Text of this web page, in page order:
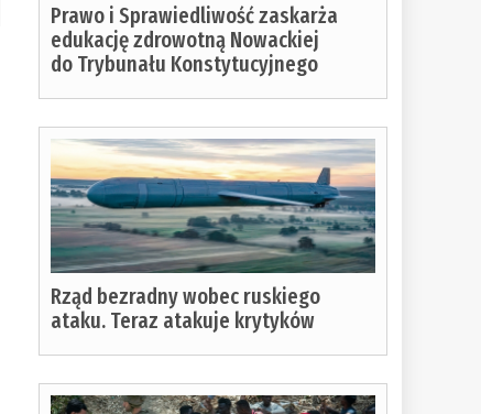
Prawo i Sprawiedliwość zaskarża
edukację zdrowotną Nowackiej
do Trybunału Konstytucyjnego
Rząd bezradny wobec ruskiego
ataku. Teraz atakuje krytyków